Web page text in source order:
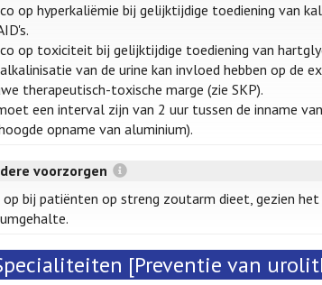
op hyperkaliëmie bij gelijktijdige toediening van
op toxiciteit bij gelijktijdige toediening van
van de urine kan invloed hebben op de
therapeutisch-toxische marge (zie SKP).
een interval zijn van 2 uur tussen de inname
opname van aluminium).
voorzorgen
bij patiënten op streng zoutarm dieet, gezien
[Preventie van